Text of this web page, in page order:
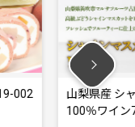
スカット